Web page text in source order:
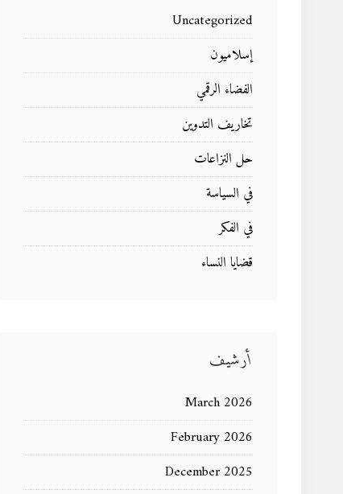
Uncategorized
إسلاميون
الفضاء الرقمي
تخاريف التدوين
حل النزاعات
في السياسة
في الفكر
قضايا النساء
أرشيف
March 2026
February 2026
December 2025